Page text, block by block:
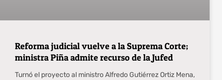
Reforma judicial vuelve a la Suprema Corte;
ministra Piña admite recurso de la Jufed
Turnó el proyecto al ministro Alfredo Gutiérrez Ortiz Mena,